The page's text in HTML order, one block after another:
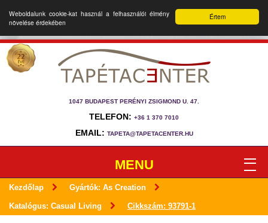
Értem
Weboldalunk cookie-kat használ a felhasználói élmény
növelése érdekében
1047 BUDAPEST PERÉNYI ZSIGMOND U. 47.
TELEFON: +36 1 370 7010
EMAIL: TAPETA@TAPETACENTER.HU
MENU
Kezdőlap Gyártók: As Creation
Katalógus: Casual Living Cikkszám: 93791-1